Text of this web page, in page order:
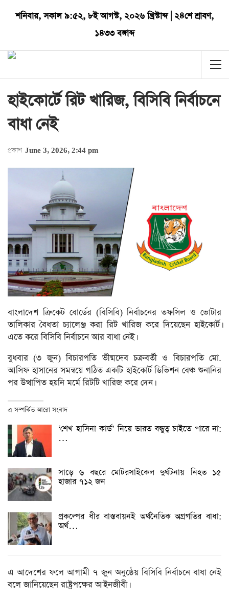
শনিবার,সকাল ৯:৫২, ৮ই আগস্ট, ২০২৬ খ্রিস্টাব্দ| ২৪শে শ্রাবণ,
১৪৩৩ বঙ্গাব্দ
হাইকোর্টে রিট খারিজ, বিসিবি নির্বাচনে
বাধা নেই
প্রকাশ June 3, 2026, 2:44 pm
বাংলাদেশ ক্রিকেট বোর্ডের (বিসিবি) নির্বাচনের তফসিল ও ভোটার
তালিকার বৈধতা চ্যালেঞ্জ করা রিট খারিজ করে দিয়েছেন হাইকোর্ট।
এতে করে বিসিবি নির্বাচনে আর বাধা নেই।
বুধবার (৩ জুন) বিচারপতি ভীষ্মদেব চক্রবর্তী ও বিচারপতি মো.
আসিফ হাসানের সমন্বয়ে গঠিত একটি হাইকোর্ট ডিভিশন বেঞ্চ শুনানির
পর উত্থাপিত হয়নি মর্মে রিটটি খারিজ করে দেন।
এ সম্পর্কিত আরো সংবাদ
‘শেখ হাসিনা কার্ড’ নিয়ে ভারত বন্ধুত্ব চাইতে পারে না:
…
সাড়ে ৬ বছরে মোটরসাইকেল দুর্ঘটনায় নিহত ১৫
হাজার ৭১২ জন
প্রকল্পের ধীর বাস্তবায়নই অর্থনৈতিক অগ্রগতির বাধা:
অর্থ…
এ আদেশের ফলে আগামী ৭ জুন অনুষ্ঠেয় বিসিবি নির্বাচনে বাধা নেই
বলে জানিয়েছেন রাষ্ট্রপক্ষের আইনজীবী।